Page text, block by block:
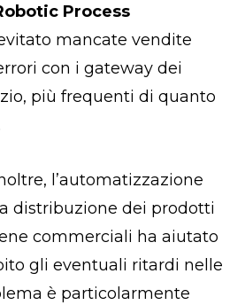
Process
mancate vendite
con i gateway dei
più frequenti di quanto
l’automatizzazione
distribuzione dei prodotti
commerciali ha aiutato
gli eventuali ritardi nelle
è particolarmente